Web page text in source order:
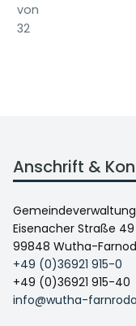
von
32
Anschrift &
Eisenacher Straße 49
99848 Wutha-
+49 (0)36921 915-0
+49 (0)36921 915-40
info@wutha-